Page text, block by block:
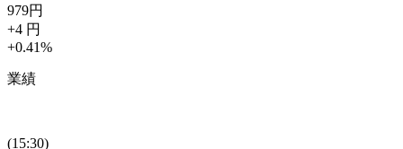
979円
+4 円
+0.41%
業績
(15:30)